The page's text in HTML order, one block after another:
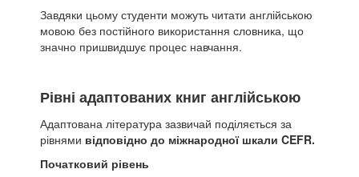
Завдяки цьому студенти можуть читати англійською
мовою без постійного використання словника, що
значно пришвидшує процес навчання.
Рівні адаптованих книг англійською
Адаптована література зазвичай поділяється за
рівнями відповідно до міжнародної шкали CEFR.
Початковий рівень